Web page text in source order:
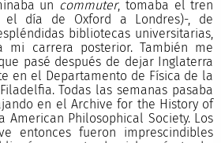
un commuter, tomaba el tren
día de Oxford a Londres)-, de
bibliotecas universitarias,
mi carrera posterior. También me
pasé después de dejar Inglaterra
en el Departamento de Física de la
Todas las semanas pasaba
en el Archive for the History of
American Philosophical Society. Los
entonces fueron imprescindibles